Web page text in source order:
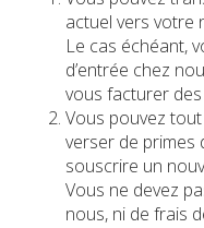
actuel vers votre
Le cas échéant,
d’entrée chez
vous facturer
Vous pouvez
verser de primes
souscrire un
Vous ne devez
nous, ni de frais